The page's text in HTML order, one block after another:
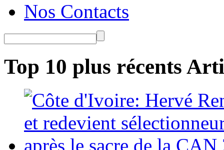
Nos Contacts
Top 10 plus récents